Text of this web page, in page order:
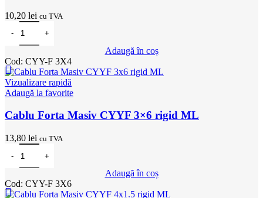
10,20 lei cu TVA
Cantitate Cablu Forta Masiv CYYF 3x4 rigid ML
Adaugă în coș
Cod: CYY-F 3X4
Vizualizare rapidă
Adaugă la favorite
Cablu Forta Masiv CYYF 3×6 rigid ML
13,80 lei cu TVA
Cantitate Cablu Forta Masiv CYYF 3x6 rigid ML
Adaugă în coș
Cod: CYY-F 3X6